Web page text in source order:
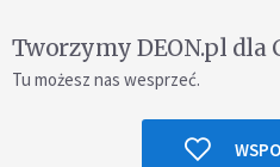
Tworzymy DEON.pl dla
Tu możesz nas wesprzeć.